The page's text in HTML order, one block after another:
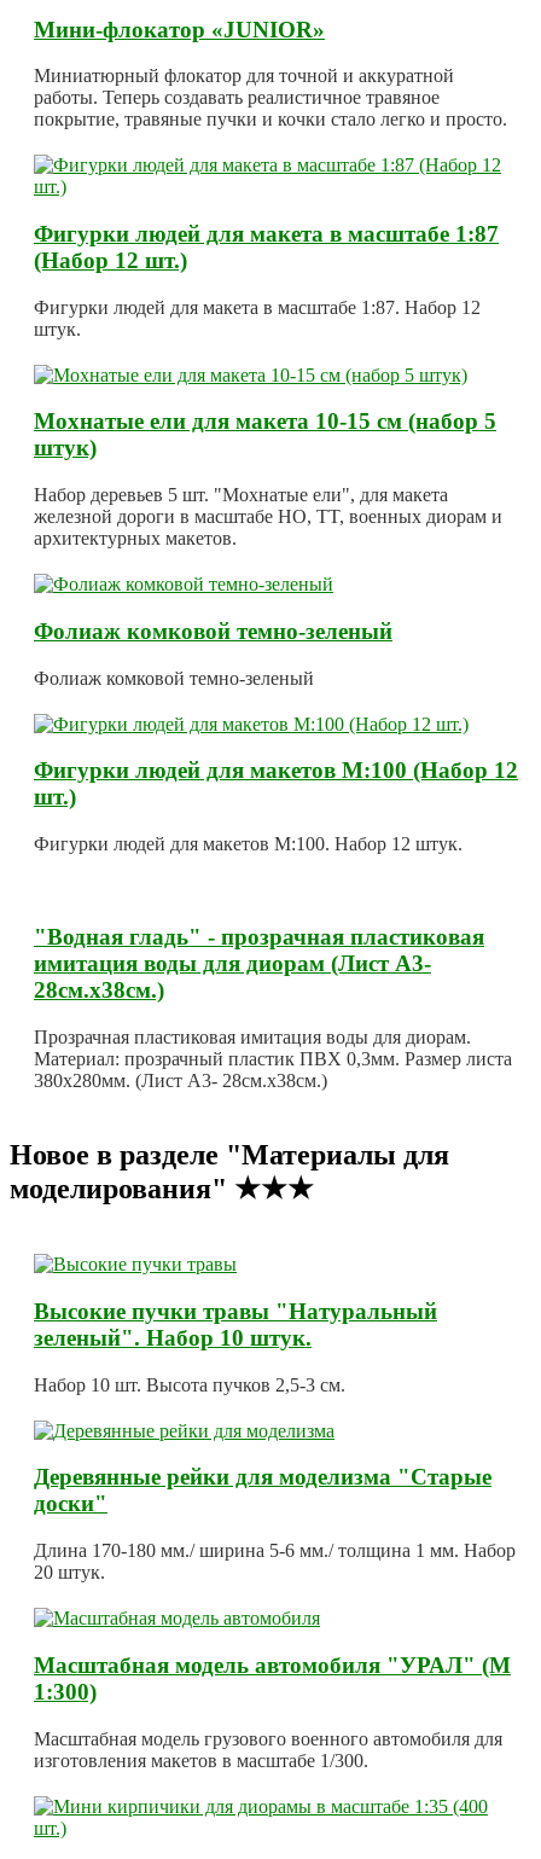
Мини-флокатор «JUNIOR»
Миниатюрный флокатор для точной и аккуратной
работы. Теперь создавать реалистичное травяное
покрытие, травяные пучки и кочки стало легко и просто.
Фигурки людей для макета в масштабе 1:87
(Набор 12 шт.)
Фигурки людей для макета в масштабе 1:87. Набор 12
штук.
Мохнатые ели для макета 10-15 см (набор 5
штук)
Набор деревьев 5 шт. "Мохнатые ели", для макета
железной дороги в масштабе HO, TT, военных диорам и
архитектурных макетов.
Фолиаж комковой темно-зеленый
Фолиаж комковой темно-зеленый
Фигурки людей для макетов М:100 (Набор 12
шт.)
Фигурки людей для макетов М:100. Набор 12 штук.
"Водная гладь" - прозрачная пластиковая
имитация воды для диорам (Лист А3-
28см.х38см.)
Прозрачная пластиковая имитация воды для диорам.
Материал: прозрачный пластик ПВХ 0,3мм. Размер листа
380х280мм. (Лист А3- 28см.х38см.)
Новое в разделе "Материалы для
моделирования" ★★★
Высокие пучки травы "Натуральный
зеленый". Набор 10 штук.
Набор 10 шт. Высота пучков 2,5-3 см.
Деревянные рейки для моделизма "Старые
доски"
Длина 170-180 мм./ ширина 5-6 мм./ толщина 1 мм. Набор
20 штук.
Масштабная модель автомобиля "УРАЛ" (М
1:300)
Масштабная модель грузового военного автомобиля для
изготовления макетов в масштабе 1/300.